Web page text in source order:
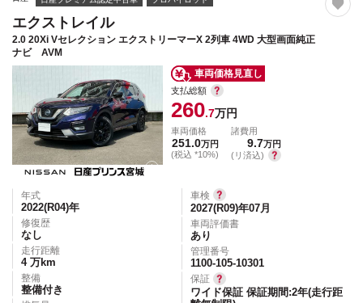
エクストレイル
2.0 20Xi Vセレクション エクストリーマーX 2列車 4WD 大型画面純正
ナビ AVM
車両価格見直し
支払総額
260.7万円
車両価格
251.0万円
(税込 *10%)
諸費用
9.7万円
(リ済込)
年式
2022(R04)年
修復歴
なし
走行距離
4 万km
整備
整備付き
車検
2027(R09)年07月
車両評価書
あり
管理番号
1100-105-10301
保証
ワイド保証 保証期間:2年(走行距